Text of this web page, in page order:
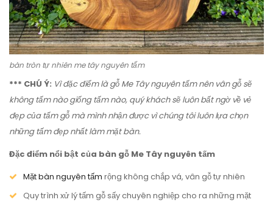
bàn tròn tự nhiên me tây nguyên tấm
*** CHÚ Ý: Vì đặc điểm là gỗ Me Tây nguyên tấm nên vân gỗ sẽ
không tấm nào giống tấm nào, quý khách sẽ luôn bất ngờ về vẻ
đẹp của tấm gỗ mà mình nhận được vì chúng tôi luôn lựa chọn
những tấm đẹp nhất làm mặt bàn.
Đặc điểm nổi bật của bàn gỗ Me Tây nguyên tấm
Mặt bàn nguyên tấm rộng không chắp vá, vân gỗ tự nhiên
Quy trình xử lý tấm gỗ sấy chuyên nghiệp cho ra những mặt